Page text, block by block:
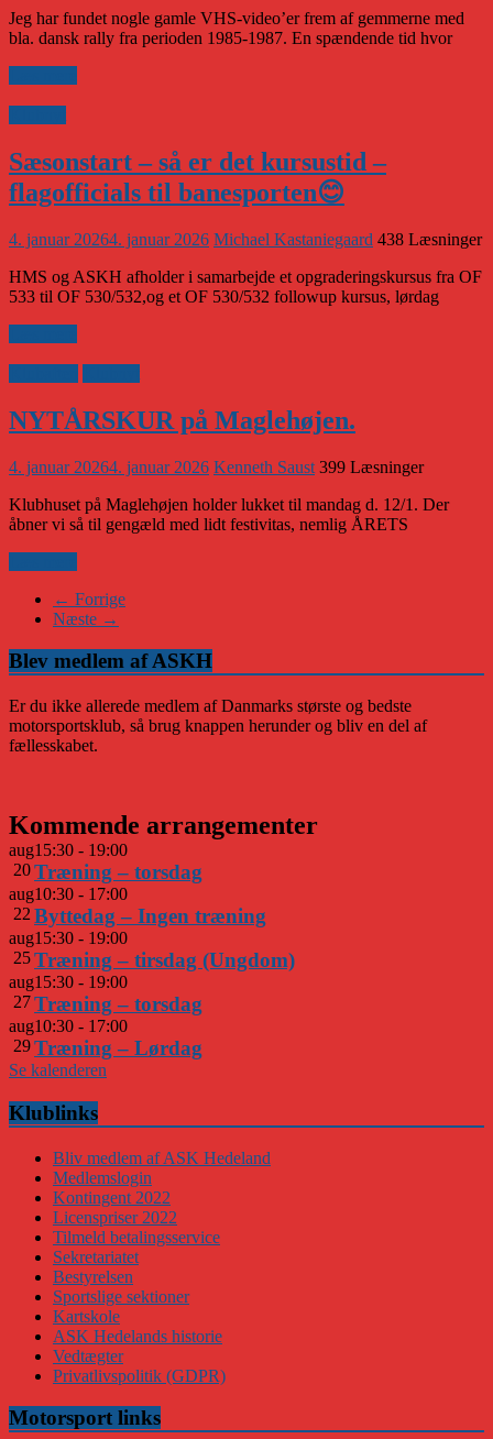
Jeg har fundet nogle gamle VHS-video’er frem af gemmerne med
bla. dansk rally fra perioden 1985-1987. En spændende tid hvor
Sæsonstart – så er det kursustid –
flagofficials til banesporten😊
4. januar 20264. januar 2026 Michael Kastaniegaard 438 Læsninger
HMS og ASKH afholder i samarbejde et opgraderingskursus fra OF
533 til OF 530/532,og et OF 530/532 followup kursus, lørdag
NYTÅRSKUR på Maglehøjen.
4. januar 20264. januar 2026 Kenneth Saust 399 Læsninger
Klubhuset på Maglehøjen holder lukket til mandag d. 12/1. Der
åbner vi så til gengæld med lidt festivitas, nemlig ÅRETS
← Forrige
Næste →
Blev medlem af ASKH
Er du ikke allerede medlem af Danmarks største og bedste
motorsportsklub, så brug knappen herunder og bliv en del af
fællesskabet.
Kommende arrangementer
aug
20
15:30 - 19:00
Træning – torsdag
aug
22
10:30 - 17:00
Byttedag – Ingen træning
aug
25
15:30 - 19:00
Træning – tirsdag (Ungdom)
aug
27
15:30 - 19:00
Træning – torsdag
aug
29
10:30 - 17:00
Træning – Lørdag
Se kalenderen
Klublinks
Bliv medlem af ASK Hedeland
Medlemslogin
Kontingent 2022
Licenspriser 2022
Tilmeld betalingsservice
Sekretariatet
Bestyrelsen
Sportslige sektioner
Kartskole
ASK Hedelands historie
Vedtægter
Privatlivspolitik (GDPR)
Motorsport links